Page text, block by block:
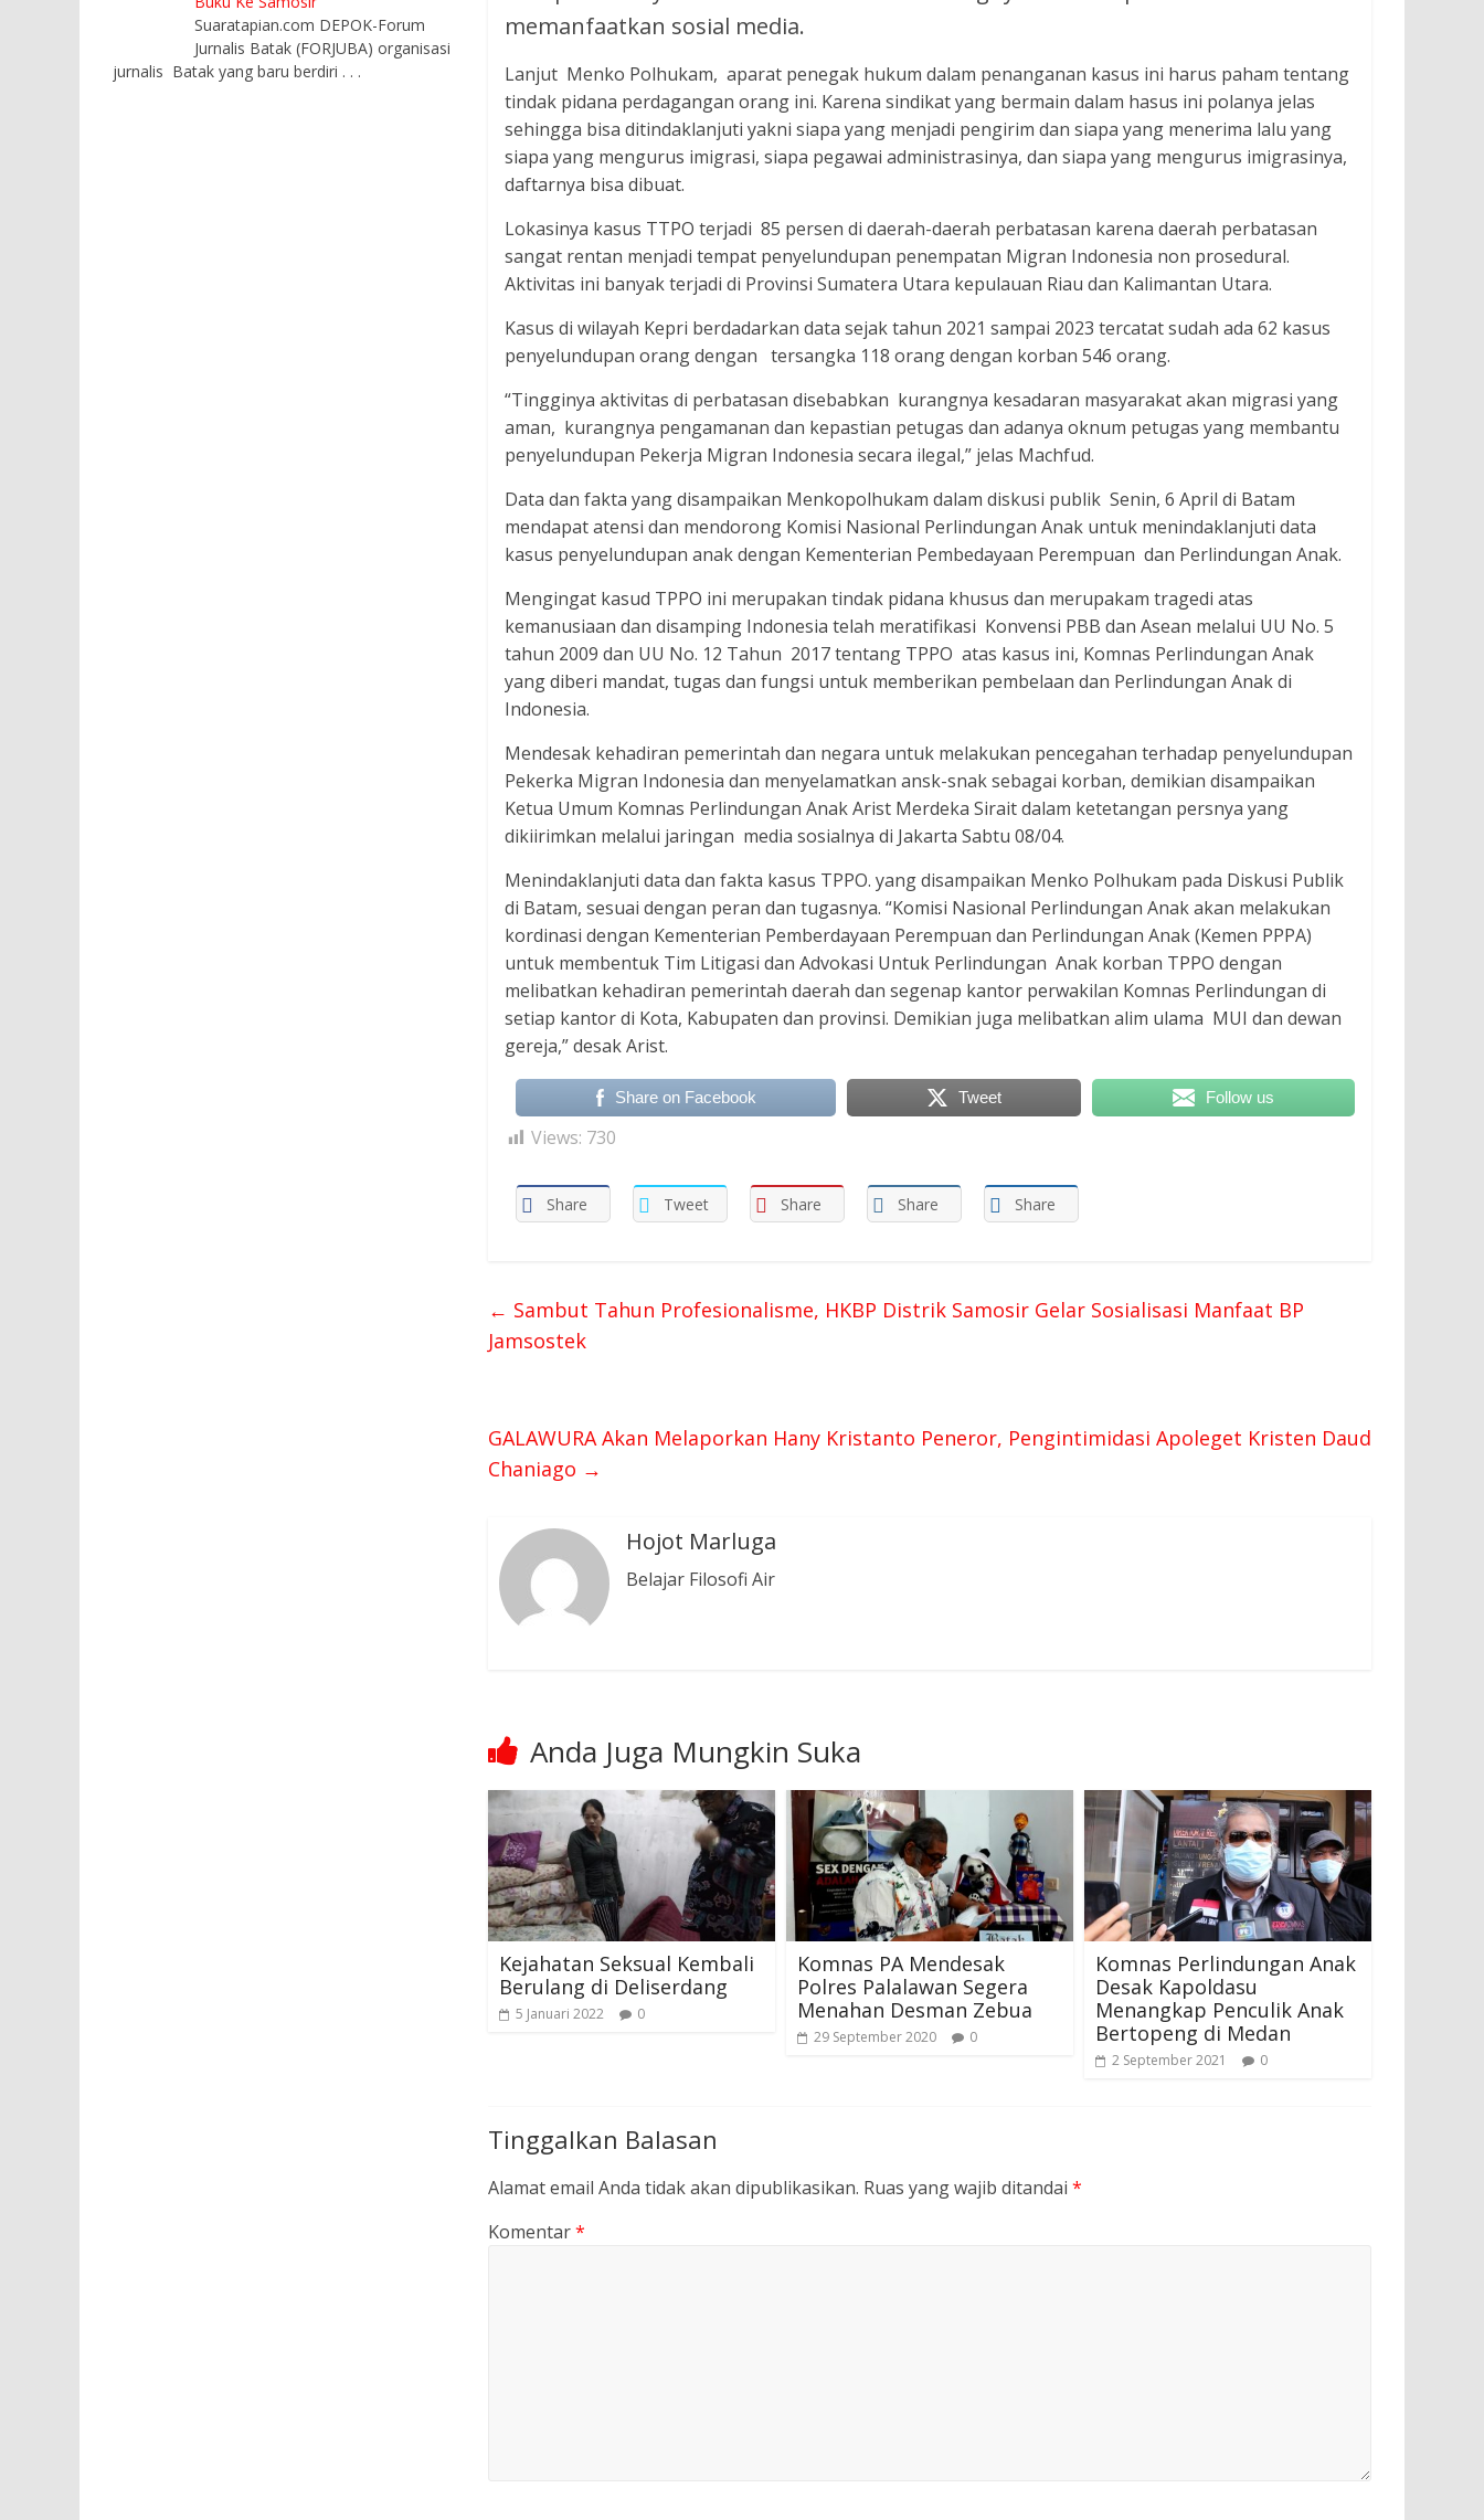
memanfaatkan sosial media.
Lanjut Menko Polhukam, aparat penegak hukum dalam penanganan kasus ini harus paham tentang
tindak pidana perdagangan orang ini. Karena sindikat yang bermain dalam hasus ini polanya jelas
sehingga bisa ditindaklanjuti yakni siapa yang menjadi pengirim dan siapa yang menerima lalu yang
siapa yang mengurus imigrasi, siapa pegawai administrasinya, dan siapa yang mengurus imigrasinya,
daftarnya bisa dibuat.
Lokasinya kasus TTPO terjadi 85 persen di daerah-daerah perbatasan karena daerah perbatasan
sangat rentan menjadi tempat penyelundupan penempatan Migran Indonesia non prosedural.
Aktivitas ini banyak terjadi di Provinsi Sumatera Utara kepulauan Riau dan Kalimantan Utara.
Kasus di wilayah Kepri berdadarkan data sejak tahun 2021 sampai 2023 tercatat sudah ada 62 kasus
penyelundupan orang dengan tersangka 118 orang dengan korban 546 orang.
“Tingginya aktivitas di perbatasan disebabkan kurangnya kesadaran masyarakat akan migrasi yang
aman, kurangnya pengamanan dan kepastian petugas dan adanya oknum petugas yang membantu
penyelundupan Pekerja Migran Indonesia secara ilegal,” jelas Machfud.
Data dan fakta yang disampaikan Menkopolhukam dalam diskusi publik Senin, 6 April di Batam
mendapat atensi dan mendorong Komisi Nasional Perlindungan Anak untuk menindaklanjuti data
kasus penyelundupan anak dengan Kementerian Pembedayaan Perempuan dan Perlindungan Anak.
Mengingat kasud TPPO ini merupakan tindak pidana khusus dan merupakam tragedi atas
kemanusiaan dan disamping Indonesia telah meratifikasi Konvensi PBB dan Asean melalui UU No. 5
tahun 2009 dan UU No. 12 Tahun 2017 tentang TPPO atas kasus ini, Komnas Perlindungan Anak
yang diberi mandat, tugas dan fungsi untuk memberikan pembelaan dan Perlindungan Anak di
Indonesia.
Mendesak kehadiran pemerintah dan negara untuk melakukan pencegahan terhadap penyelundupan
Pekerka Migran Indonesia dan menyelamatkan ansk-snak sebagai korban, demikian disampaikan
Ketua Umum Komnas Perlindungan Anak Arist Merdeka Sirait dalam ketetangan persnya yang
dikiirimkan melalui jaringan media sosialnya di Jakarta Sabtu 08/04.
Menindaklanjuti data dan fakta kasus TPPO. yang disampaikan Menko Polhukam pada Diskusi Publik
di Batam, sesuai dengan peran dan tugasnya. “Komisi Nasional Perlindungan Anak akan melakukan
kordinasi dengan Kementerian Pemberdayaan Perempuan dan Perlindungan Anak (Kemen PPPA)
untuk membentuk Tim Litigasi dan Advokasi Untuk Perlindungan Anak korban TPPO dengan
melibatkan kehadiran pemerintah daerah dan segenap kantor perwakilan Komnas Perlindungan di
setiap kantor di Kota, Kabupaten dan provinsi. Demikian juga melibatkan alim ulama MUI dan dewan
gereja,” desak Arist.
Share on Facebook Tweet Follow us
Views: 730
Share Tweet Share Share Share
← Sambut Tahun Profesionalisme, HKBP Distrik Samosir Gelar Sosialisasi Manfaat BP
Jamsostek
GALAWURA Akan Melaporkan Hany Kristanto Peneror, Pengintimidasi Apoleget Kristen Daud
Chaniago →
Hojot Marluga
Belajar Filosofi Air
Anda Juga Mungkin Suka
Kejahatan Seksual Kembali
Berulang di Deliserdang
5 Januari 2022 0
Komnas PA Mendesak
Polres Palalawan Segera
Menahan Desman Zebua
29 September 2020 0
Komnas Perlindungan Anak
Desak Kapoldasu
Menangkap Penculik Anak
Bertopeng di Medan
2 September 2021 0
Tinggalkan Balasan
Alamat email Anda tidak akan dipublikasikan. Ruas yang wajib ditandai *
Komentar*
Suaratapian.com DEPOK-Forum
Jurnalis Batak (FORJUBA) organisasi
jurnalis Batak yang baru berdiri . . .